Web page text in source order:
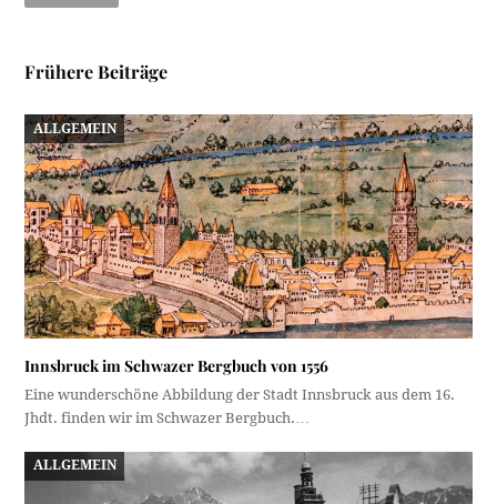
Frühere Beiträge
ALLGEMEIN
Innsbruck im Schwazer Bergbuch von 1556
Eine wunderschöne Abbildung der Stadt Innsbruck aus dem 16.
Jhdt. finden wir im Schwazer Bergbuch.…
ALLGEMEIN